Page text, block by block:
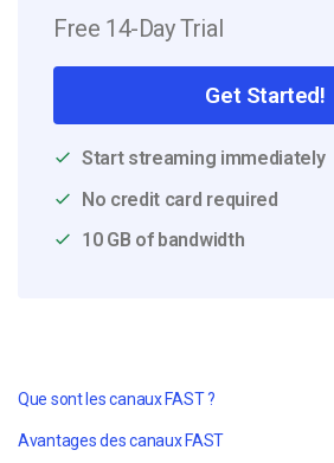
Free 14-Day Trial
Get Started!
Start streaming immediately
No credit card required
10 GB of bandwidth
Que sont les canaux FAST ?
Avantages des canaux FAST